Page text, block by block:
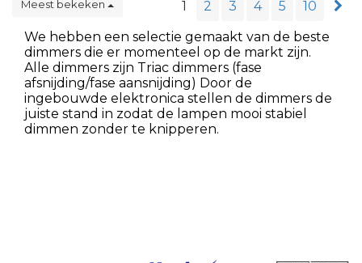
Meest bekeken 1 2 3 4 5
10
We hebben een selectie gemaakt van de beste
dimmers die er momenteel op de markt zijn.
Alle dimmers zijn Triac dimmers (fase
afsnijding/fase aansnijding) Door de
ingebouwde elektronica stellen de dimmers de
juiste stand in zodat de lampen mooi stabiel
dimmen zonder te knipperen.